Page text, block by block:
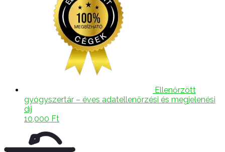
Ellenőrzött
gyógyszertár – éves adatellenőrzési és megjelenési
díj
10,000 Ft